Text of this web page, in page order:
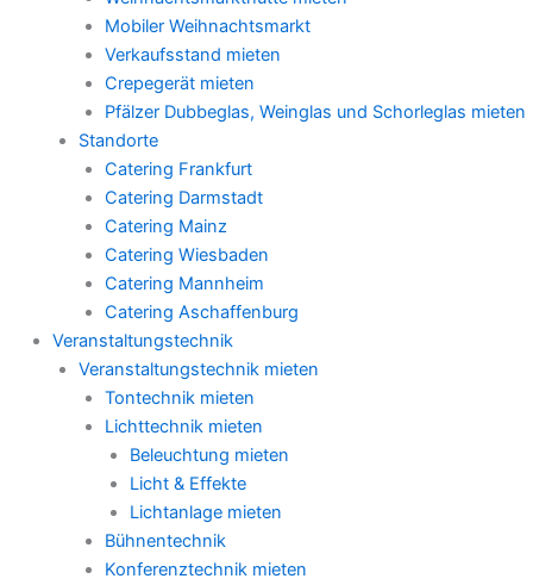
Mobiler Weihnachtsmarkt
Verkaufsstand mieten
Crepegerät mieten
Pfälzer Dubbeglas, Weinglas und Schorleglas mieten
Standorte
Catering Frankfurt
Catering Darmstadt
Catering Mainz
Catering Wiesbaden
Catering Mannheim
Catering Aschaffenburg
Veranstaltungstechnik
Veranstaltungstechnik mieten
Tontechnik mieten
Lichttechnik mieten
Beleuchtung mieten
Licht & Effekte
Lichtanlage mieten
Bühnentechnik
Konferenztechnik mieten